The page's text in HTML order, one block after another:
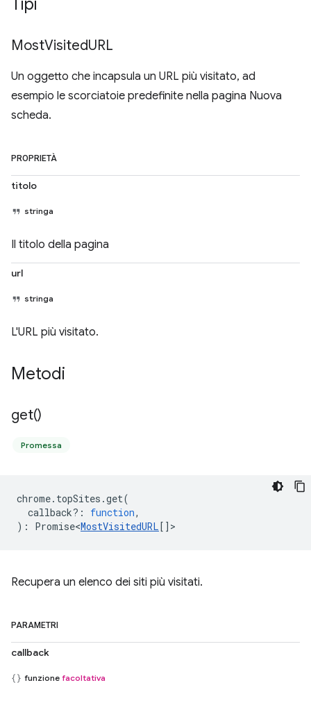
Tipi
MostVisitedURL
Un oggetto che incapsula un URL più visitato, ad
esempio le scorciatoie predefinite nella pagina Nuova
scheda.
PROPRIETÀ
titolo
stringa
Il titolo della pagina
url
stringa
L'URL più visitato.
Metodi
get()
Promessa
chrome. topSites .get(
callback? : function,
) : Promise<MostVisitedURL[] >
Recupera un elenco dei siti più visitati.
PARAMETRI
callback
funzione facoltativa